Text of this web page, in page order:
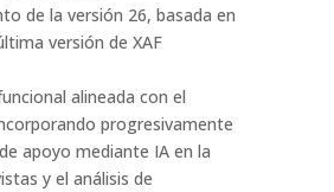
de la versión 26, basada en
versión de XAF
alineada con el
progresivamente
apoyo mediante IA en la
y el análisis de